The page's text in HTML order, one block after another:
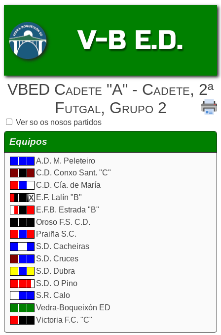
V-B E.D.
VBED Cadete "A" - Cadete, 2ª
Futgal, Grupo 2
Ver so os nosos partidos
Equipos
A.D. M. Peleteiro
C.D. Conxo Sant. "C"
C.D. Cía. de María
E.F. Lalín "B"
E.F.B. Estrada "B"
Oroso F.S. C.D.
Praiña S.C.
S.D. Cacheiras
S.D. Cruces
S.D. Dubra
S.D. O Pino
S.R. Calo
Vedra-Boqueixón ED
Victoria F.C. "C"